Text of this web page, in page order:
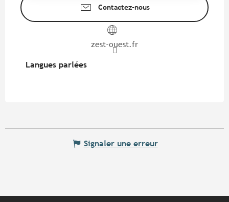
Contactez-nous
zest-ouest.fr
Langues parlées
Langues parlées
Signaler une erreur